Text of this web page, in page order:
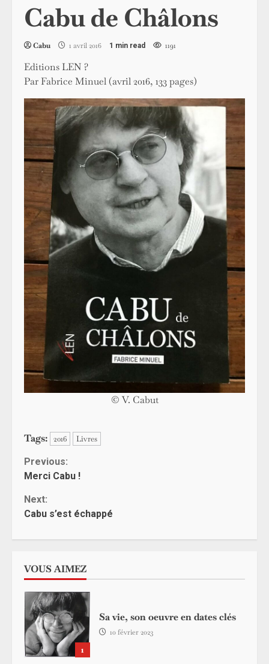
Cabu de Châlons
Cabu 1 avril 2016 1 min read 1191
Editions LEN ?
Par Fabrice Minuel (avril 2016, 133 pages)
© V. Cabut
Tags: 2016 Livres
Continue
Reading
Previous:
Merci Cabu !
Next:
Cabu s’est échappé
VOUS AIMEZ
1
Sa vie, son oeuvre en dates clés
10 février 2023